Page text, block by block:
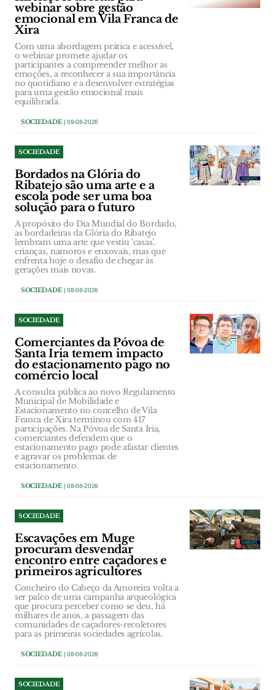
webinar sobre gestão
emocional em Vila Franca de
Xira
Com uma abordagem prática e acessível,
o webinar promete ajudar os
participantes a compreender melhor as
emoções, a reconhecer a sua importância
no quotidiano e a desenvolver estratégias
para uma gestão emocional mais
equilibrada.
SOCIEDADE| 09-08-2026
SOCIEDADE
Bordados na Glória do
Ribatejo são uma arte e a
escola pode ser uma boa
solução para o futuro
A propósito do Dia Mundial do Bordado,
as bordadeiras da Glória do Ribatejo
lembram uma arte que vestiu ‘casas’,
crianças, namoros e enxovais, mas que
enfrenta hoje o desafio de chegar às
gerações mais novas.
SOCIEDADE| 08-08-2026
SOCIEDADE
Comerciantes da Póvoa de
Santa Iria temem impacto
do estacionamento pago no
comércio local
A consulta pública ao novo Regulamento
Municipal de Mobilidade e
Estacionamento no concelho de Vila
Franca de Xira terminou com 417
participações. Na Póvoa de Santa Iria,
comerciantes defendem que o
estacionamento pago pode afastar clientes
e agravar os problemas de
estacionamento.
SOCIEDADE| 08-08-2026
SOCIEDADE
Escavações em Muge
procuram desvendar
encontro entre caçadores e
primeiros agricultores
Concheiro do Cabeço da Amoreira volta a
ser palco de uma campanha arqueológica
que procura perceber como se deu, há
milhares de anos, a passagem das
comunidades de caçadores-recoletores
para as primeiras sociedades agrícolas.
SOCIEDADE| 08-08-2026
SOCIEDADE